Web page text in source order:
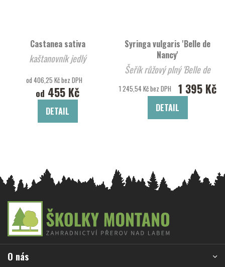
Castanea sativa
kaštanovník jedlý
od 406,25 Kč bez DPH
od 455 Kč
DETAIL
Syringa vulgaris 'Belle de
Nancy'
Šeřík růžový plný 'Belle de
1 245,54 Kč bez DPH 1 395 Kč
DETAIL
a
O nás